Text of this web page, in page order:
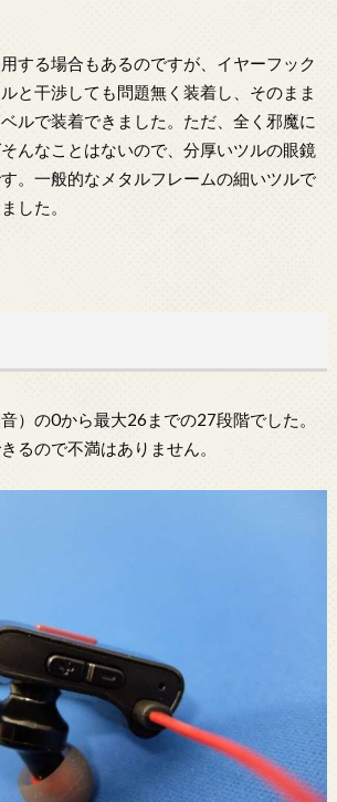
する場合もあるのですが、イヤーフック
と干渉しても問題無く装着し、そのまま
ルで装着できました。ただ、全く邪魔に
んなことはないので、分厚いツルの眼鏡
。一般的なメタルフレームの細いツルで
した。
）の0から最大26までの27段階でした。
るので不満はありません。